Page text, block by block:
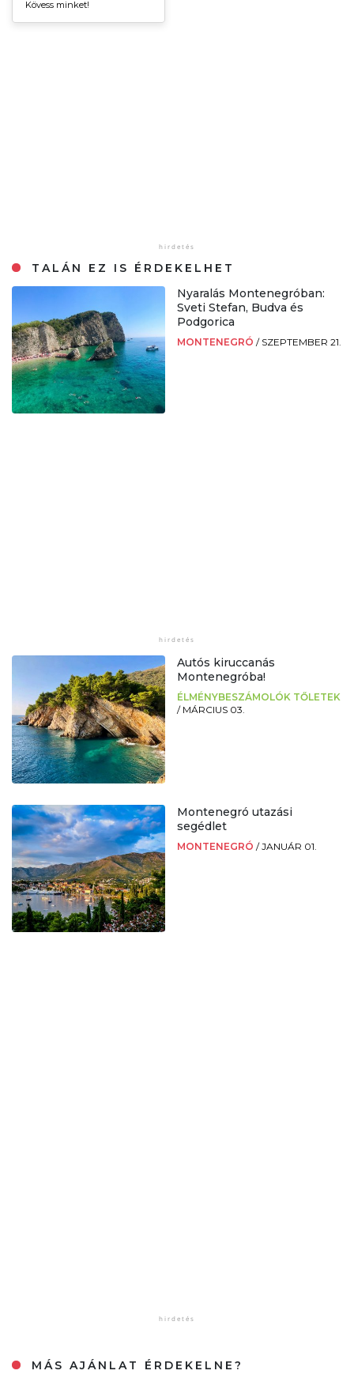
Kövess minket!
TALÁN EZ IS ÉRDEKELHET
Nyaralás Montenegróban:
Sveti Stefan, Budva és
Podgorica
MONTENEGRÓ / SZEPTEMBER 21.
Autós kiruccanás
Montenegróba!
ÉLMÉNYBESZÁMOLÓK TŐLETEK
/ MÁRCIUS 03.
Montenegró utazási
segédlet
MONTENEGRÓ /JANUÁR 01.
MÁS AJÁNLAT ÉRDEKELNE?